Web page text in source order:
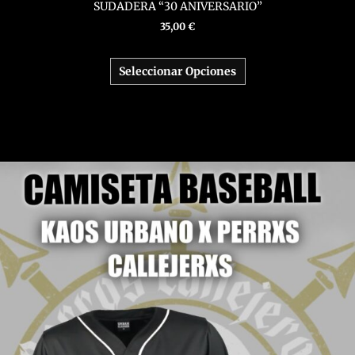
SUDADERA “30 ANIVERSARIO”
35,00 €
Seleccionar Opciones
Este
producto
tiene
múltiples
variantes.
opciones
se
pueden
elegir
en